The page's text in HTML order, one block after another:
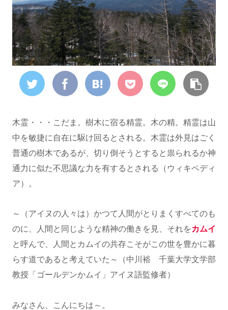
木霊・・・こだま。樹木に宿る精霊。木の精。精霊は山
中を敏捷に自在に駆け回るとされる。木霊は外見はごく
普通の樹木であるが、切り倒そうとすると祟られるか神
通力に似た不思議な力を有するとされる（ウィキペディ
ア）。
～（アイヌの人々は）かつて人間がとりまくすべてのも
のに、人間と同じような精神の働きを見、それを カムイ
と呼んで、人間とカムイの共存こそがこの世を豊かに暮
らす道であると考えていた～（中川裕 千葉大学文学部
教授「ゴールデンかムイ」アイヌ語監修者）
みなさん、こんにちは～。